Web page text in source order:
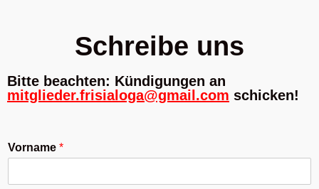
Schreibe uns
Bitte beachten: Kündigungen an
mitglieder.frisialoga@gmail.com schicken!
Vorname *